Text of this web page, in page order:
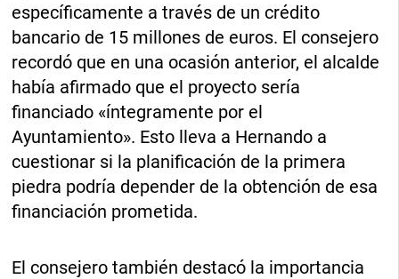
específicamente a través de un crédito
bancario de 15 millones de euros. El consejero
recordó que en una ocasión anterior, el alcalde
había afirmado que el proyecto sería
financiado «íntegramente por el
Ayuntamiento». Esto lleva a Hernando a
cuestionar si la planificación de la primera
piedra podría depender de la obtención de esa
financiación prometida.
El consejero también destacó la importancia